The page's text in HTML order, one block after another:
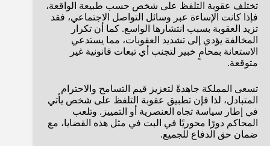
تختلف عقوبة التلفظ على شخص حسب طبيعة الواقعة،
فإذا كانت الإساءة عبر وسائل التواصل الاجتماعي، فقد
تزيد العقوبة بسبب انتشارها الواسع. كما أن تكرار
المخالفة يؤدي إلى تشديد العقوبات، مما يستدعي
الاستعانة بمحامٍ خبير لتجنب أي تبعات قانونية غير
متوقعة.
تسعى المملكة جاهدةً لتعزيز قيم التسامح والاحترام
المتبادل، لذا فإن تطبيق عقوبة التلفظ على شخص يأتي
في إطار سياسة تجاه العنصرية أو التمييز. وتلعب
المحاكم دورًا محوريًا في البت في مثل هذه القضايا، مع
ضمان حق الدفاع للجميع.